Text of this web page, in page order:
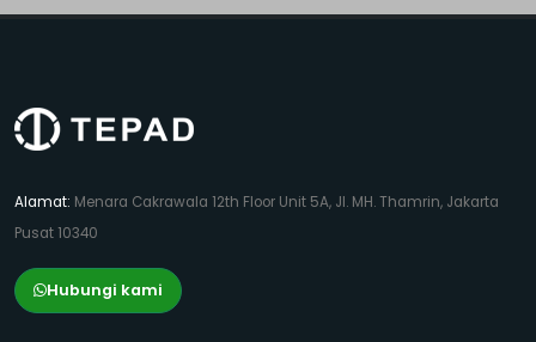
Alamat: Menara Cakrawala 12th Floor Unit 5A, Jl. MH. Thamrin, Jakarta
Pusat 10340
Hubungi kami